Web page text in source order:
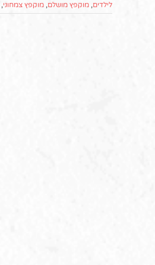
לילדים מוקפץ מושלם מוקפץ צמחוני